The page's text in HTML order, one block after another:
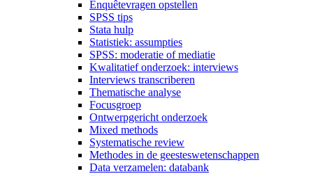
Enquêtevragen opstellen
SPSS tips
Stata hulp
Statistiek: assumpties
SPSS: moderatie of mediatie
Kwalitatief onderzoek: interviews
Interviews transcriberen
Thematische analyse
Focusgroep
Ontwerpgericht onderzoek
Mixed methods
Systematische review
Methodes in de geesteswetenschappen
Data verzamelen: databank